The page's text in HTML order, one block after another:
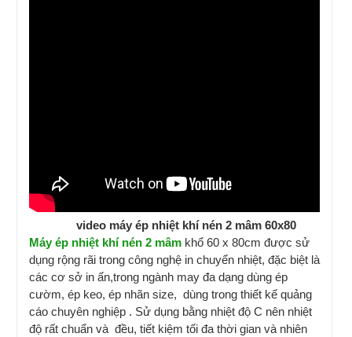
video máy ép nhiệt khí nén 2 mâm 60x80
Máy ép nhiệt khí nén 2 mâm khổ 60 x 80cm được sử
dụng rộng rãi trong công nghệ in chuyển nhiệt, đặc biệt là
các cơ sở in ấn,trong ngành may đa dạng dùng ép
cườm, ép keo, ép nhãn size, dùng trong thiết kế quảng
cáo chuyên nghiệp . Sử dụng bằng nhiệt độ C nên nhiệt
độ rất chuẩn và đều, tiết kiệm tối đa thời gian và nhiên